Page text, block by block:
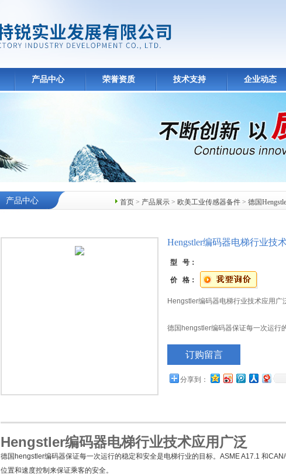
产品中心 荣誉资质 技术支持 企业动态
首页 > 产品展示 > 欧美工业传感器备件 > 德国
产品中心
Hengstler编码器电梯行业技
型 号：
价 格：
Hengstler编码器电梯行业技术应用广
德国hengstler编码器保证每一次运行
来保证乘客的安全。
订购留言
分享到：
Hengstler编码器电梯行业技术应用广泛
德国hengstler编码器保证每一次运行的稳定和安全是电梯行业的目标。ASME A17.1 和
位置和速度控制来保证乘客的安全。